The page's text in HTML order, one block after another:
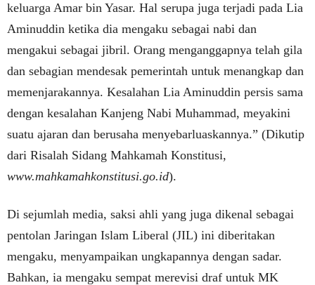
keluarga Amar bin Yasar. Hal serupa juga terjadi pada Lia
Aminuddin ketika dia mengaku sebagai nabi dan
mengakui sebagai jibril. Orang menganggapnya telah gila
dan sebagian mendesak pemerintah untuk menangkap dan
memenjarakannya. Kesalahan Lia Aminuddin persis sama
dengan kesalahan Kanjeng Nabi Muhammad, meyakini
suatu ajaran dan berusaha menyebarluaskannya.” (Dikutip
dari Risalah Sidang Mahkamah Konstitusi,
www.mahkamahkonstitusi.go.id).
Di sejumlah media, saksi ahli yang juga dikenal sebagai
pentolan Jaringan Islam Liberal (JIL) ini diberitakan
mengaku, menyampaikan ungkapannya dengan sadar.
Bahkan, ia mengaku sempat merevisi draf untuk MK